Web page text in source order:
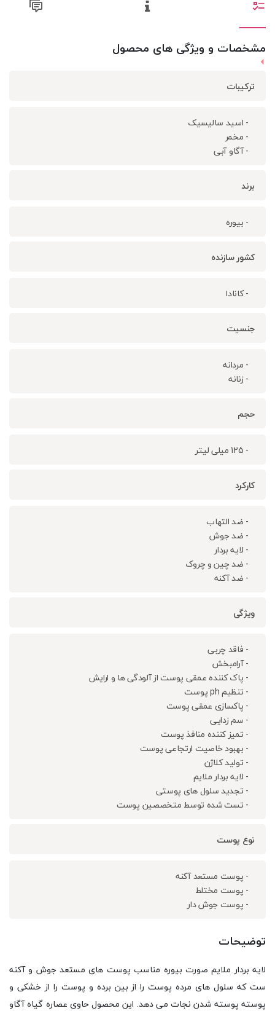
مشخصات و ویژگی های محصول
ترکیبات
- اسید سالیسیک
- مخمر
- آگاو آبی
برند
- بیوره
کشور سازنده
- کانادا
جنسیت
- مردانه
- زنانه
حجم
- 125 میلی لیتر
کارکرد
- ضد التهاب
- ضد جوش
- لایه بردار
- ضد چین و چروک
- ضد آکنه
ویژگی
- فاقد چربی
- آرامبخش
- پاک کننده عمقی پوست از آلودگی ها و ارایش
- تنظیم ph پوست
- پاکسازی عمقی پوست
- سم زدایی
- تمیز کننده منافذ پوست
- بهبود خاصیت ارتجاعی پوست
- تولید کلاژن
- لایه بردار ملایم
- تجدید سلول های پوستی
- تست شده توسط متخصصین پوست
نوع پوست
- پوست مستعد آکنه
- پوست مختلط
- پوست جوش دار
توضیحات
لایه بردار ملایم صورت بیوره مناسب پوست های مستعد جوش و آکنه
ست که سلول های مرده پوست را از بین برده و پوست را از خشکی و
پوسته پوسته شدن نجات می دهد. این محصول حاوی عصاره گیاه آگاو